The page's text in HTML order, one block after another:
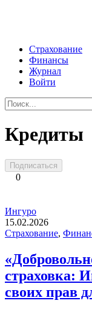
Страхование
Финансы
Журнал
Войти
Search
for:
Кредиты
Подписаться
0
Ингуро
15.02.2026
Страхование,
страховка:
своих прав